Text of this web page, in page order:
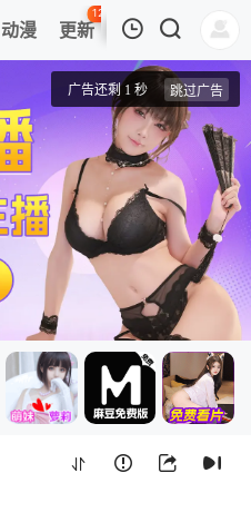
动漫 更新
123
热榜 APP